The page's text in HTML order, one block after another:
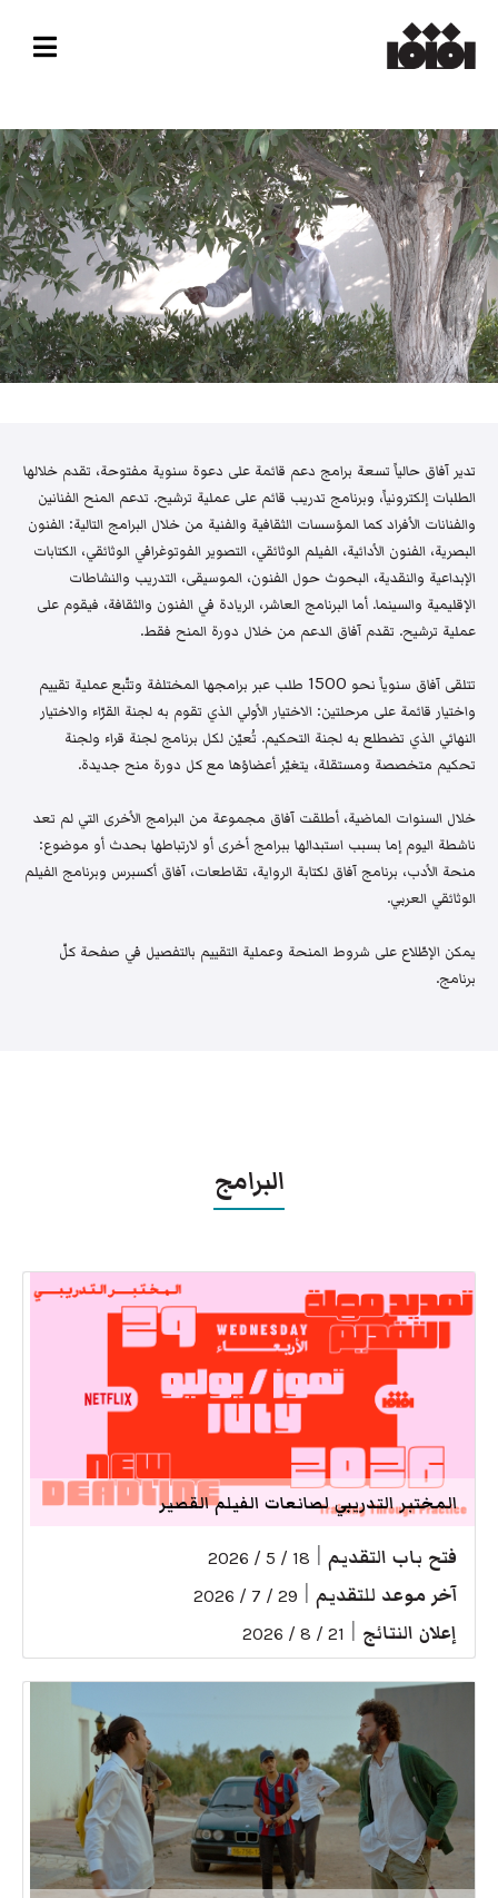
تدير آفاق حالياً تسعة برامج دعم قائمة على دعوة سنوية مفتوحة، تقدم خلالها
الطلبات إلكترونياً، وبرنامج تدريب قائم على عملية ترشيح. تدعم المنح الفنانين
والفنانات الأفراد كما المؤسسات الثقافية والفنية من خلال البرامج التالية: الفنون
البصرية، الفنون الأدائية، الفيلم الوثائقي، التصوير الفوتوغرافي الوثائقي، الكتابات
الإبداعية والنقدية، البحوث حول الفنون، الموسيقى، التدريب والنشاطات
الإقليمية والسينما. أما البرنامج العاشر، الريادة في الفنون والثقافة، فيقوم على
عملية ترشيح. تقدم آفاق الدعم من خلال دورة المنح فقط.
تتلقى آفاق سنوياً نحو 1500 طلب عبر برامجها المختلفة وتتّبع عملية تقييم
واختيار قائمة على مرحلتين: الاختيار الأولي الذي تقوم به لجنة القرّاء والاختيار
النهائي الذي تضطلع به لجنة التحكيم. تُعيّن لكل برنامج لجنة قراء ولجنة
تحكيم متخصصة ومستقلة، يتغيّر أعضاؤها مع كل دورة منح جديدة.
خلال السنوات الماضية، أطلقت آفاق مجموعة من البرامج الأخرى التي لم تعد
ناشطة اليوم إما بسبب استبدالها ببرامج أخرى أو لارتباطها بحدث أو موضوع:
منحة الأدب، برنامج آفاق لكتابة الرواية، تقاطعات، آفاق أكسبرس وبرنامج الفيلم
الوثائقي العربي.
يمكن الإطّلاع على شروط المنحة وعملية التقييم بالتفصيل في صفحة كلّ
برنامج.
البرامج
المختبر التدريبي لصانعات الفيلم القصير
فتح باب التقديم 18 / 5 / 2026
آخر موعد للتقديم 29 / 7 / 2026
إعلان النتائج 21 / 8 / 2026